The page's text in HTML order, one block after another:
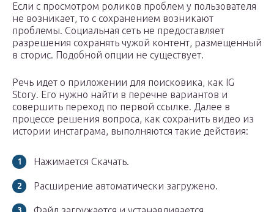
Если с просмотром роликов проблем у пользователя
не возникает, то с сохранением возникают
проблемы. Социальная сеть не предоставляет
разрешения сохранять чужой контент, размещенный
в сторис. Подобной опции не существует.
Речь идет о приложении для поисковика, как IG
Story. Его нужно найти в перечне вариантов и
совершить переход по первой ссылке. Далее в
процессе решения вопроса, как сохранить видео из
истории инстаграма, выполняются такие действия:
Нажимается Скачать.
Расширение автоматически загружено.